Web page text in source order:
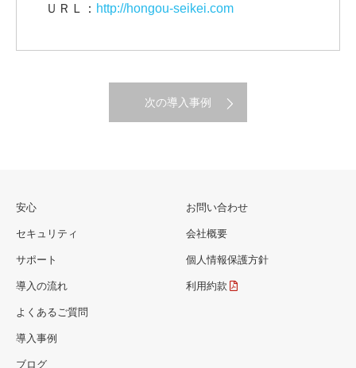
ＵＲＬ： http://hongou-seikei.com
次の導入事例
安心
セキュリティ
サポート
導入の流れ
よくあるご質問
導入事例
ブログ
お問い合わせ
会社概要
個人情報保護方針
利用約款